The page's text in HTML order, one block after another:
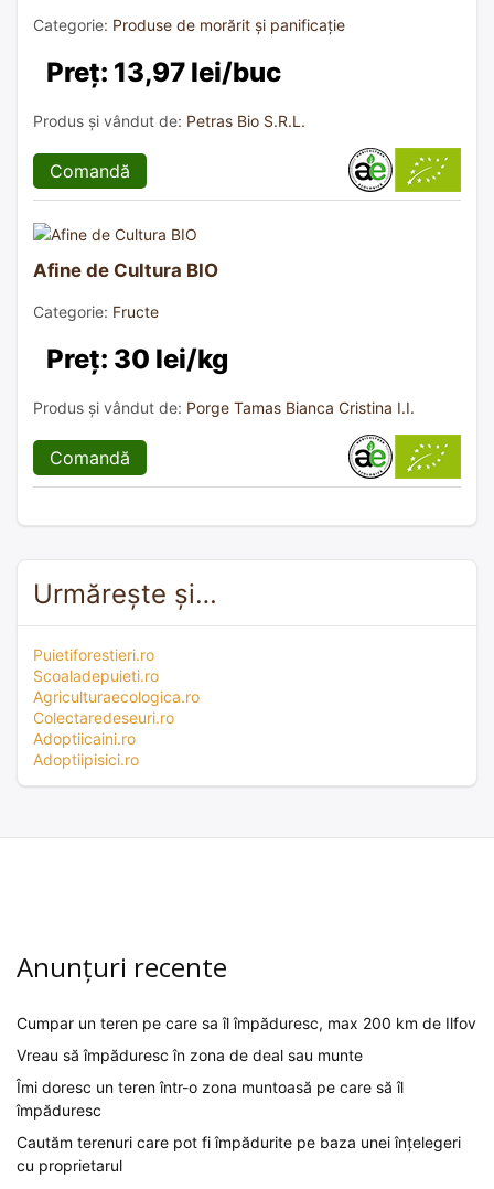
Categorie: Produse de morărit și panificație
Preț: 13,97 lei/buc
Produs și vândut de: Petras Bio S.R.L.
Comandă
Afine de Cultura BIO
Categorie: Fructe
Preț: 30 lei/kg
Produs și vândut de: Porge Tamas Bianca Cristina I.I.
Comandă
Urmărește și…
Puietiforestieri.ro
Scoaladepuieti.ro
Agriculturaecologica.ro
Colectaredeseuri.ro
Adoptiicaini.ro
Adoptiipisici.ro
Anunțuri recente
Cumpar un teren pe care sa îl împăduresc, max 200 km de Ilfov
Vreau să împăduresc în zona de deal sau munte
Îmi doresc un teren într-o zona muntoasă pe care să îl
împăduresc
Cautăm terenuri care pot fi împădurite pe baza unei înțelegeri
cu proprietarul